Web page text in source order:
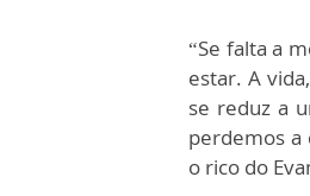
“Se falta a
estar. A
se reduz a
perdemos a
o rico do